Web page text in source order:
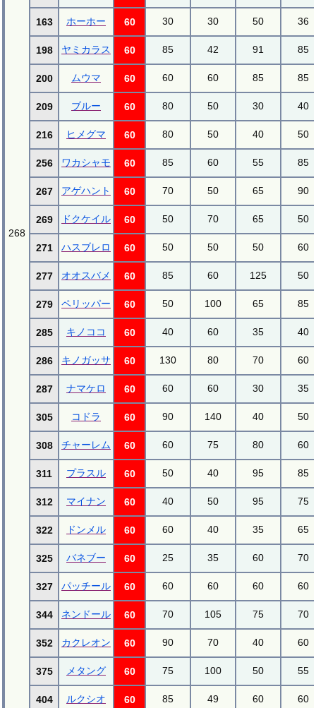
268
163 ホーホー 60 30 30 50 36
198 ヤミカラス 60 85 42 91 85
200 ムウマ 60 60 60 85 85
209 ブルー 60 80 50 30 40
216 ヒメグマ 60 80 50 40 50
256 ワカシャモ 60 85 60 55 85
267 アゲハント 60 70 50 65 90
269 ドクケイル 60 50 70 65 50
271 ハスブレロ 60 50 50 50 60
277 オオスバメ 60 85 60 125 50
279 ペリッパー 60 50 100 65 85
285 キノココ 60 40 60 35 40
286 キノガッサ 60 130 80 70 60
287 ナマケロ 60 60 60 30 35
305 コドラ 60 90 140 40 50
308 チャーレム 60 60 75 80 60
311 プラスル 60 50 40 95 85
312 マイナン 60 40 50 95 75
322 ドンメル 60 60 40 35 65
325 バネブー 60 25 35 60 70
327 パッチール 60 60 60 60 60
344 ネンドール 60 70 105 75 70
352 カクレオン 60 90 70 40 60
375 メタング 60 75 100 50 55
404 ルクシオ 60 85 49 60 60